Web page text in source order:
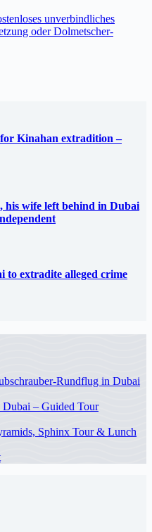
unverbindliches
oder Dolmetscher-
Kinahan extradition –
his wife left behind in Dubai
to extradite alleged crime
Rundflug in Dubai
– Guided Tour
Sphinx Tour & Lunch